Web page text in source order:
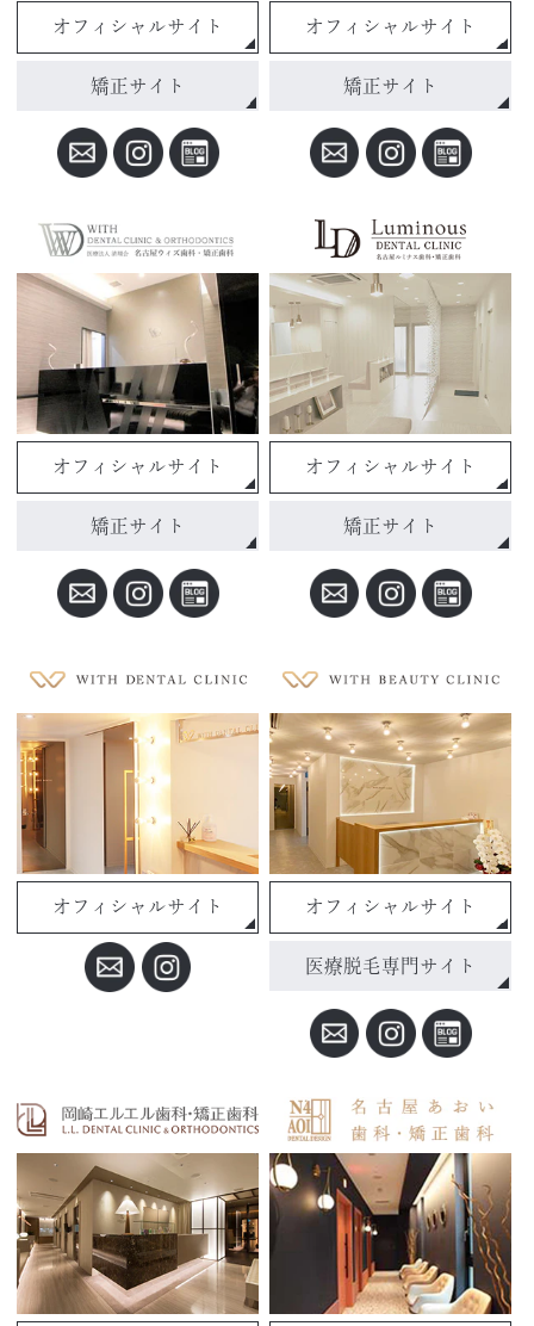
オフィシャルサイト
矯正サイト
オフィシャルサイト
矯正サイト
オフィシャルサイト
矯正サイト
オフィシャルサイト
矯正サイト
オフィシャルサイト オフィシャルサイト
医療脱毛専門サイト